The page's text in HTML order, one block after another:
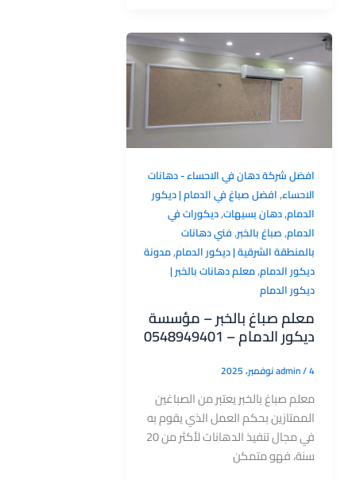
افضل شركة دهان في الاحساء - دهانات
الاحساء,افضل صباغ في الدمام | ديكور
الدمام,دهان بسيهات,ديكورات في
الدمام,صباغ بالخبر,فني دهانات
بالمنطقة الشرقية | ديكور الدمام,مدونة
ديكور الدمام,معلم دهانات بالخبر |
ديكور الدمام
معلم صباغ بالخبر – مؤسسة
ديكور الدمام – 0548949401
admin/4 نوفمبر، 2025
معلم صباغ بالخبر يعتبر من الصباغين
الممتازين بحكم العمل الذي يقوم به
في مجال تنفيذ الدهانات لأكثر من 20
سنة، فهو متمكن